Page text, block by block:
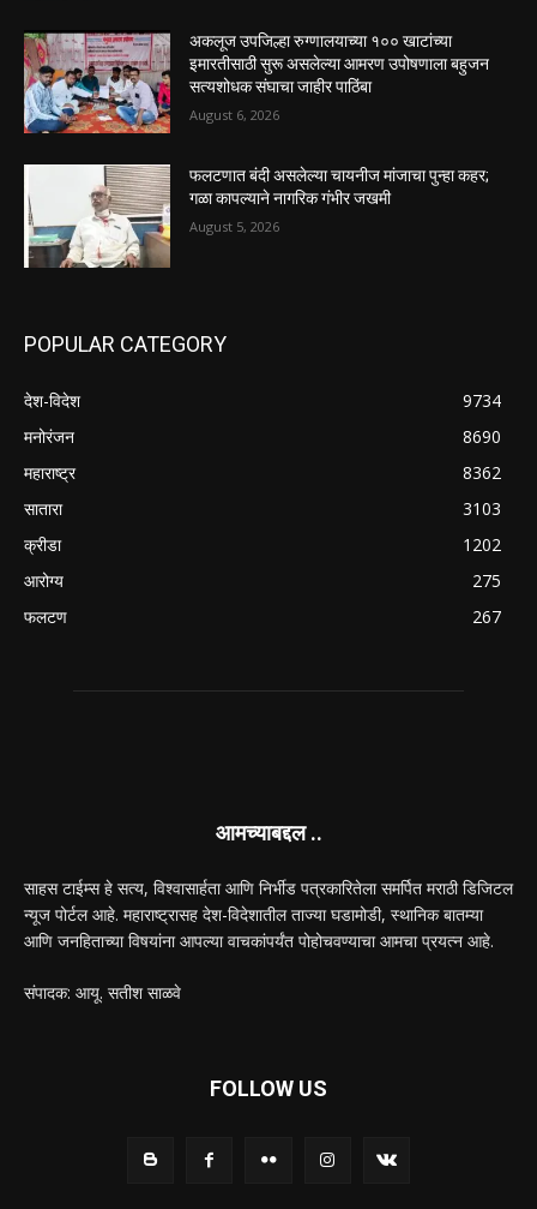
अकलूज उपजिल्हा रुग्णालयाच्या १०० खाटांच्या
इमारतीसाठी सुरू असलेल्या आमरण उपोषणाला बहुजन
सत्यशोधक संघाचा जाहीर पाठिंबा
August 6, 2026
फलटणात बंदी असलेल्या चायनीज मांजाचा पुन्हा कहर;
गळा कापल्याने नागरिक गंभीर जखमी
August 5, 2026
POPULAR CATEGORY
देश-विदेश
9734
मनोरंजन
8690
महाराष्ट्र
8362
सातारा
3103
क्रीडा
1202
आरोग्य
275
फलटण
267
आमच्याबद्दल ..
साहस टाईम्स हे सत्य, विश्वासार्हता आणि निर्भीड पत्रकारितेला समर्पित मराठी डिजिटल
न्यूज पोर्टल आहे. महाराष्ट्रासह देश-विदेशातील ताज्या घडामोडी, स्थानिक बातम्या
आणि जनहिताच्या विषयांना आपल्या वाचकांपर्यंत पोहोचवण्याचा आमचा प्रयत्न आहे.
संपादक: आयू. सतीश साळवे
FOLLOW US